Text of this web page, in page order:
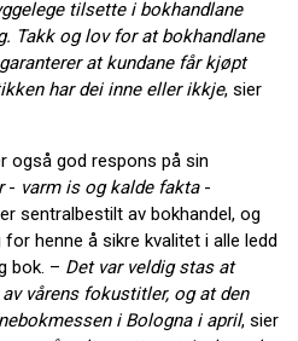
tilsette i bokhandlane
Takk og lov for at bokhandlane
at kundane får kjøpt
har dei inne eller ikkje, sier
også god respons på sin
- varm is og kalde fakta-
sentralbestilt av bokhandel, og
henne å sikre kvalitet i alle ledd
bok. – Det var veldig stas at
vårens fokustitler, og at den
i Bologna i april, sier